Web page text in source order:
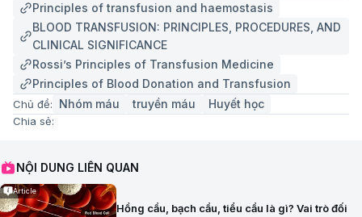
Principles of transfusion and haemostasis
BLOOD TRANSFUSION: PRINCIPLES, PROCEDURES, AND
CLINICAL SIGNIFICANCE
Rossi’s Principles of Transfusion Medicine
Principles of Blood Donation and Transfusion
Chủ đề: Nhóm máu truyền máu Huyết học
Chia sẻ:
NỘI DUNG LIÊN QUAN
Article
Hồng cầu, bạch cầu, tiểu cầu là gì? Vai trò đối